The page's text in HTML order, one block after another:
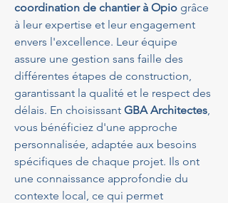
coordination de chantier à Opio grâce
à leur expertise et leur engagement
envers l'excellence. Leur équipe
assure une gestion sans faille des
différentes étapes de construction,
garantissant la qualité et le respect des
délais. En choisissant GBA Architectes,
vous bénéficiez d'une approche
personnalisée, adaptée aux besoins
spécifiques de chaque projet. Ils ont
une connaissance approfondie du
contexte local, ce qui permet